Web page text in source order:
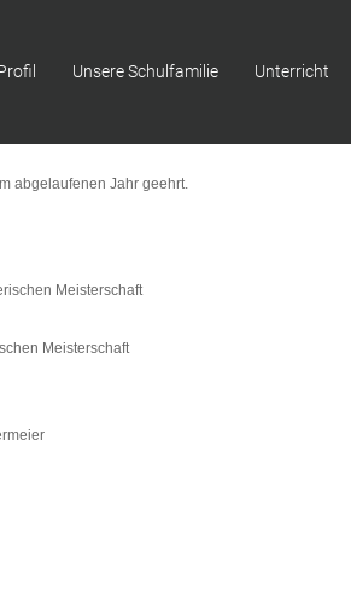
Unsere Schulfamilie Unterricht
abgelaufenen Jahr geehrt.
Meisterschaft
Meisterschaft